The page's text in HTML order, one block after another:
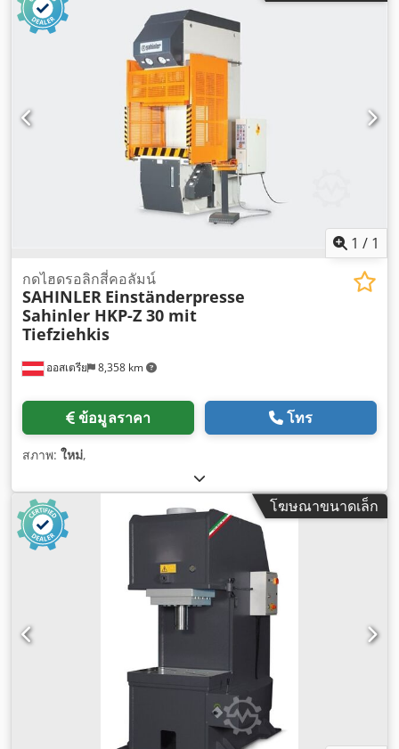
1 / 1
ออสเตรีย 8,358 km
กดไฮดรอลิกสี่คอลัมน์
SAHINLER Einständerpresse
Sahinler HKP-Z 30 mit
Tiefziehkis
ข้อมูลราคา โทร
สภาพ: ใหม่,
โฆษณาขนาดเล็ก